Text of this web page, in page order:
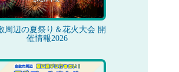
周辺の夏祭り＆花火大会 開
催情報2026